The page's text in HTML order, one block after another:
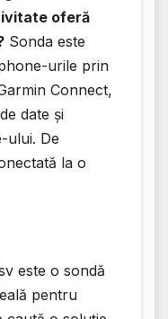
oferă
Sonda este
urile prin
Connect,
date și
ului. De
la o
este o sondă
pentru